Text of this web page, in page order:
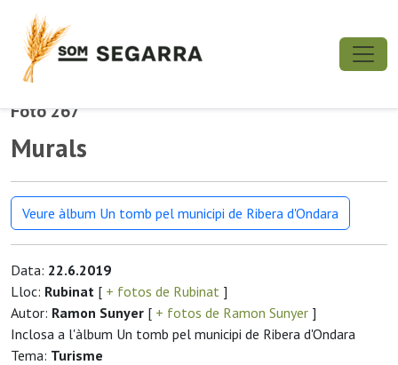
Foto 267
Murals
Veure àlbum Un tomb pel municipi de Ribera d'Ondara
Data: 22.6.2019
Lloc: Rubinat [ + fotos de Rubinat ]
Autor: Ramon Sunyer [ + fotos de Ramon Sunyer ]
Inclosa a l'àlbum Un tomb pel municipi de Ribera d'Ondara
Tema: Turisme